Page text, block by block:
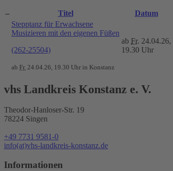
– Titel Datum
Stepptanz für Erwachsene
Musizieren mit den eigenen Füßen
(262-25504)
ab Fr. 24.04.26, 19.30 Uhr in Konstanz
ab Fr. 24.04.26,
19.30 Uhr
vhs Landkreis Konstanz e. V.
Theodor-Hanloser-Str. 19
78224 Singen
+49 7731 9581-0
info(at)vhs-landkreis-konstanz.de
Informationen